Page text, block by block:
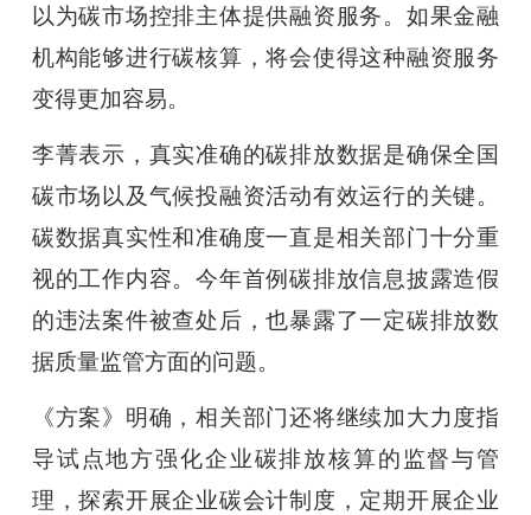
以为碳市场控排主体提供融资服务。如果金融
机构能够进行碳核算，将会使得这种融资服务
变得更加容易。
李菁表示，真实准确的碳排放数据是确保全国
碳市场以及气候投融资活动有效运行的关键。
碳数据真实性和准确度一直是相关部门十分重
视的工作内容。今年首例碳排放信息披露造假
的违法案件被查处后，也暴露了一定碳排放数
据质量监管方面的问题。
《方案》明确，相关部门还将继续加大力度指
导试点地方强化企业碳排放核算的监督与管
理，探索开展企业碳会计制度，定期开展企业